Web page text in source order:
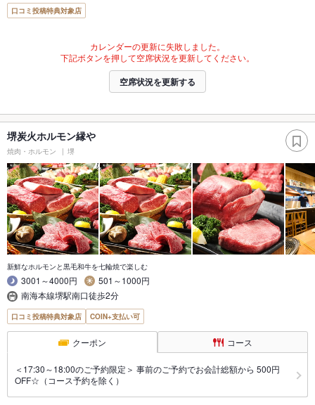
口コミ投稿特典対象店
カレンダーの更新に失敗しました。
下記ボタンを押して空席状況を更新してください。
空席状況を更新する
堺炭火ホルモン縁や
焼肉・ホルモン 堺
新鮮なホルモンと黒毛和牛を七輪焼で楽しむ
3001～4000円
501～1000円
南海本線堺駅南口徒歩2分
口コミ投稿特典対象店 COIN+支払い可
クーポン コース
＜17:30～18:00のご予約限定＞ 事前のご予約でお会計総額から 500円
OFF☆（コース予約を除く）